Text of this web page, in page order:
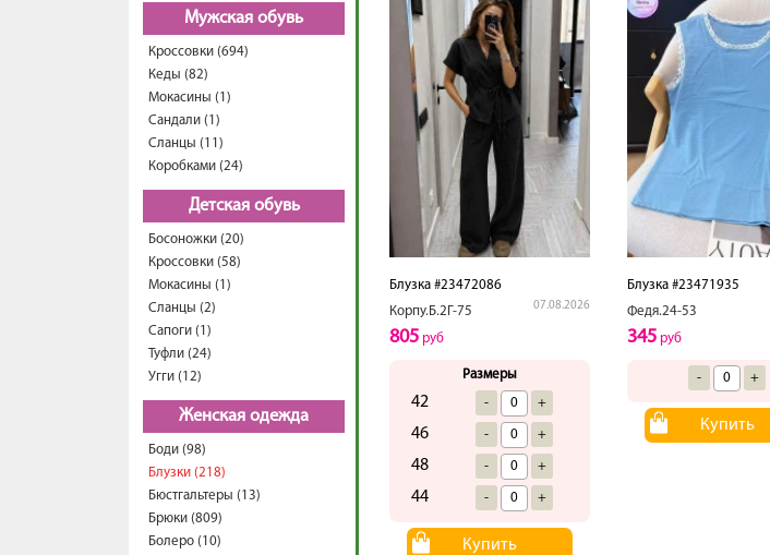
Мужская обувь
Кроссовки (694)
Кеды (82)
Мокасины (1)
Сандали (1)
Сланцы (11)
Коробками (24)
Детская обувь
Босоножки (20)
Кроссовки (58)
Мокасины (1)
Сланцы (2)
Сапоги (1)
Туфли (24)
Угги (12)
Женская одежда
Боди (98)
Блузки (218)
Бюстгальтеры (13)
Брюки (809)
Болеро (10)
Блузка #23472086
Корпу.Б.2Г-75
07.08.2026
805 руб
Размеры
42 - +
46 - +
48 - +
44 - +
Купить
Блузка #23471935
Федя.24-53
345руб
- +
Купить